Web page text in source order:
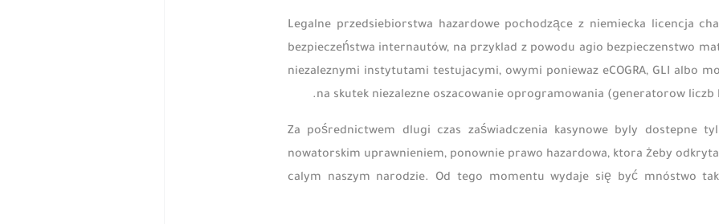
Legalne przedsiebiorstwa hazardowe pochodzące z niemiecka licencja
bezpieczeństwa internautów, na przyklad z powodu agio bezpieczenstwo
niezaleznymi instytutami testujacymi, owymi poniewaz eCOGRA, GLI albo
na skutek niezalezne oszacowanie oprogramowania (generatorow
Za pośrednictwem dlugi czas zaświadczenia kasynowe byly dostepne
nowatorskim uprawnieniem, ponownie prawo hazardowa, ktora żeby
calym naszym narodzie. Od tego momentu wydaje się być mnóstwo